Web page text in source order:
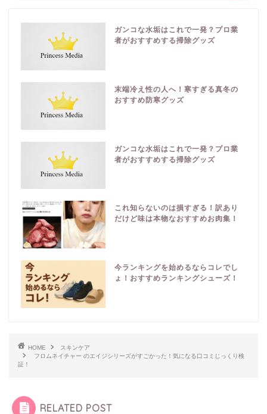
ガンコな水垢はこれで一発？プロ業
者がおすすめする掃除グッズ
末端冷え性の人へ！寒すぎる真冬の
おすすめ防寒グッズ
ガンコな水垢はこれで一発？プロ業
者がおすすめする掃除グッズ
これ知らないのは損すぎる！訳あり
だけど味は本物なおすすめお肉集！
今ランキングを始めるならコレでし
ょ！おすすめランキングシューズ！
HOME
スキンケア
フロムネイチャー のエイジシリーズがすごかった！気になる口コミじっくり検
証！
RELATED POST